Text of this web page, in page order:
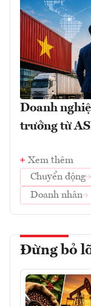
Doanh
trưởng từ
Xem thêm
Chuyển động
Doanh nhân
Đừng bỏ